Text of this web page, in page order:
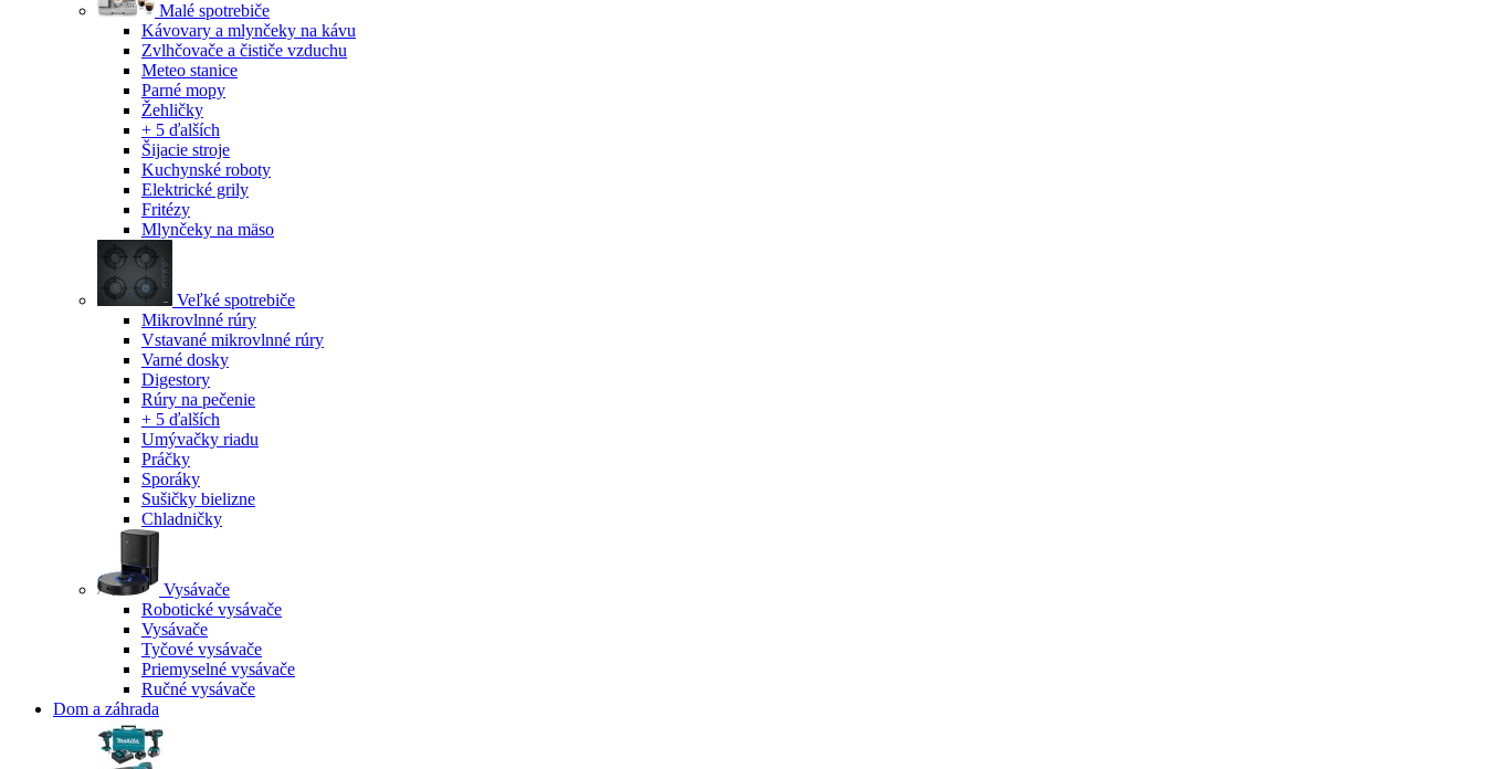
Malé spotrebiče
Kávovary a mlynčeky na kávu
Zvlhčovače a čističe vzduchu
Meteo stanice
Parné mopy
Žehličky
+ 5 ďalších
Šijacie stroje
Kuchynské roboty
Elektrické grily
Fritézy
Mlynčeky na mäso
Veľké spotrebiče
Mikrovlnné rúry
Vstavané mikrovlnné rúry
Varné dosky
Digestory
Rúry na pečenie
+ 5 ďalších
Umývačky riadu
Práčky
Sporáky
Sušičky bielizne
Chladničky
Vysávače
Robotické vysávače
Vysávače
Tyčové vysávače
Priemyselné vysávače
Ručné vysávače
Dom a záhrada